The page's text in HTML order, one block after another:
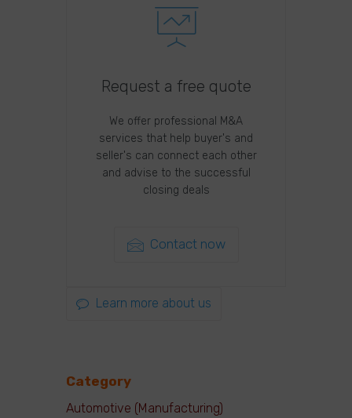
Request a free quote
We offer professional M&A
services that help buyer's and
seller's can connect each other
and advise to the successful
closing deals
Contact now
Learn more about us
Category
Automotive (Manufacturing)